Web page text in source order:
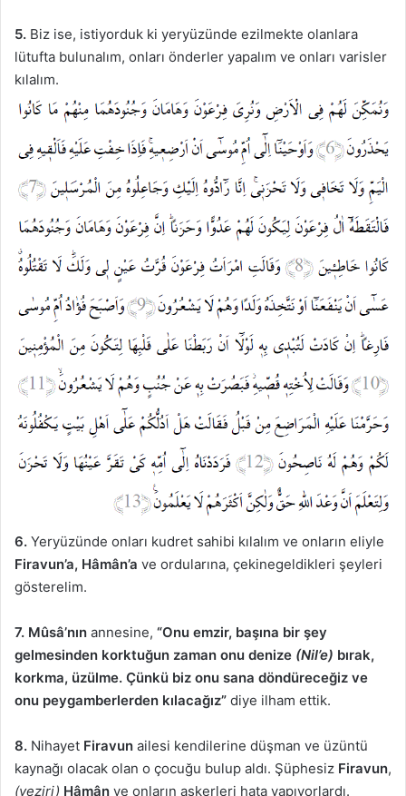
5. Biz ise, istiyorduk ki yeryüzünde ezilmekte olanlara
lütufta bulunalım, onları önderler yapalım ve onları varisler
kılalım.
6. Yeryüzünde onları kudret sahibi kılalım ve onların eliyle
Firavun’a, Hâmân’a ve ordularına, çekinegeldikleri şeyleri
gösterelim.
7. Mûsâ’nın annesine, “Onu emzir, başına bir şey
gelmesinden korktuğun zaman onu denize (Nil’e) bırak,
korkma, üzülme. Çünkü biz onu sana döndüreceğiz ve
onu peygamberlerden kılacağız” diye ilham ettik.
8. Nihayet Firavun ailesi kendilerine düşman ve üzüntü
kaynağı olacak olan o çocuğu bulup aldı. Şüphesiz Firavun,
(veziri) Hâmân ve onların askerleri hata yapıyorlardı.